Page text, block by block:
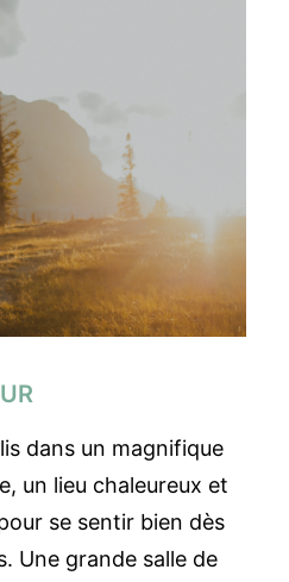
dans un magnifique
un lieu chaleureux et
se sentir bien dès
Une grande salle de